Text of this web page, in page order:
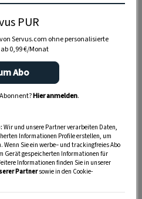
PUR
Servus.com ohne personalisierte
0,99 €/Monat
Abo
Hier anmelden.
Wir und unsere Partner verarbeiten Daten,
Informationen Profile erstellen, um
Sie ein werbe– und trackingfreies Abo
Gerät gespeicherten Informationen für
Informationen finden Sie in unserer
Partnersowie in den Cookie-